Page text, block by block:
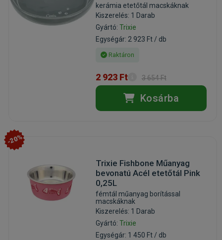
kerámia etetőtál macskáknak
Kiszerelés: 1 Darab
Gyártó: Trixie
Egységár: 2 923 Ft / db
Raktáron
2 923 Ft 3 654 Ft
Kosárba
-20%
Trixie Fishbone Műanyag
bevonatú Acél etetőtál Pink
0,25L
fémtál műanyag borítással
macskáknak
Kiszerelés: 1 Darab
Gyártó: Trixie
Egységár: 1 450 Ft / db